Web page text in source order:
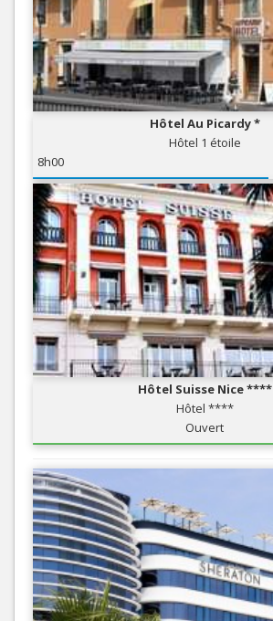
Hôtel Au Picardy *
Hôtel 1 étoile
8h00
Hôtel Suisse Nice ****
Hôtel ****
Ouvert